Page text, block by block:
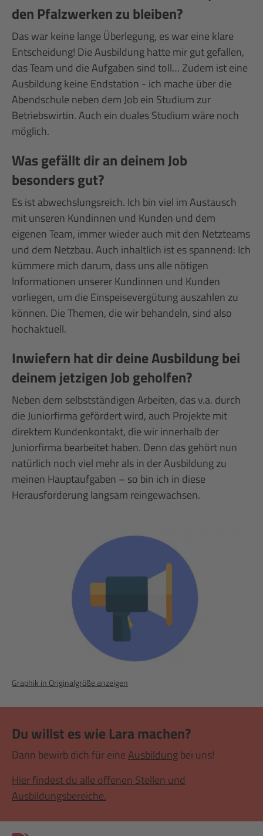
den Pfalzwerken zu bleiben?
Das war keine lange Überlegung, es war eine klare
Entscheidung! Die Ausbildung hatte mir gut gefallen,
das Team und die Aufgaben sind toll… Zudem ist eine
Ausbildung keine Endstation - ich mache über die
Abendschule neben dem Job ein Studium zur
Betriebswirtin. Auch ein duales Studium wäre noch
möglich.
Was gefällt dir an deinem Job
besonders gut?
Es ist abwechslungsreich. Ich bin viel im Austausch
mit unseren Kundinnen und Kunden und dem
eigenen Team, immer wieder auch mit den Netzteams
und dem Netzbau. Auch inhaltlich ist es spannend: Ich
kümmere mich darum, dass uns alle nötigen
Informationen unserer Kundinnen und Kunden
vorliegen, um die Einspeisevergütung auszahlen zu
können. Die Themen, die wir behandeln, sind also
hochaktuell.
Inwiefern hat dir deine Ausbildung bei
deinem jetzigen Job geholfen?
Neben dem selbstständigen Arbeiten, das v.a. durch
die Juniorfirma gefördert wird, auch Projekte mit
direktem Kundenkontakt, die wir innerhalb der
Juniorfirma bearbeitet haben. Denn das gehört nun
natürlich noch viel mehr als in der Ausbildung zu
meinen Hauptaufgaben – so bin ich in diese
Herausforderung langsam reingewachsen.
Graphik in Originalgröße anzeigen
Du willst es wie Lara machen?
Dann bewirb dich für eineAusbildungbei uns!
Hier findest du alle offenen Stellen und
Ausbildungsbereiche.